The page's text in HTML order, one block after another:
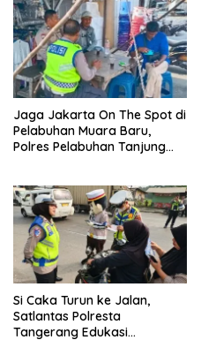
Jaga Jakarta On The Spot di
Pelabuhan Muara Baru,
Polres Pelabuhan Tanjung
Masyarakat
Si Caka Turun ke Jalan,
Satlantas Polresta
Tangerang Edukasi